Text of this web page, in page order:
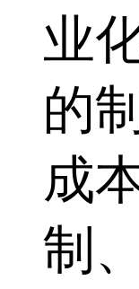
业
的
成
制